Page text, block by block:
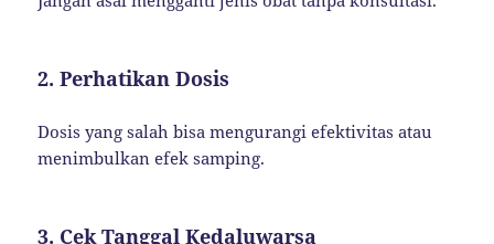
2. Perhatikan Dosis
Dosis yang salah bisa mengurangi efektivitas atau
menimbulkan efek samping.
3. Cek Tanggal Kedaluwarsa